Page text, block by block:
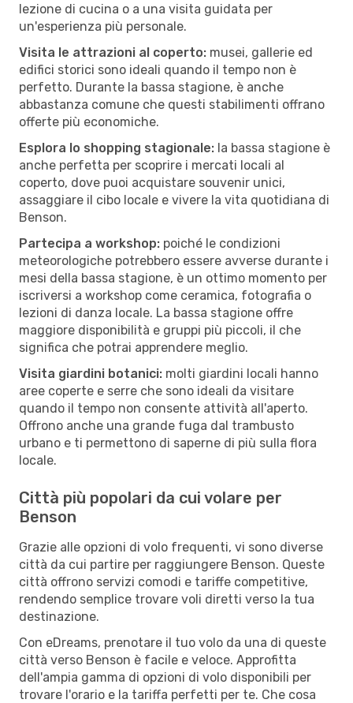
lezione di cucina o a una visita guidata per
un'esperienza più personale.
Visita le attrazioni al coperto: musei, gallerie ed
edifici storici sono ideali quando il tempo non è
perfetto. Durante la bassa stagione, è anche
abbastanza comune che questi stabilimenti offrano
offerte più economiche.
Esplora lo shopping stagionale: la bassa stagione è
anche perfetta per scoprire i mercati locali al
coperto, dove puoi acquistare souvenir unici,
assaggiare il cibo locale e vivere la vita quotidiana di
Benson.
Partecipa a workshop: poiché le condizioni
meteorologiche potrebbero essere avverse durante i
mesi della bassa stagione, è un ottimo momento per
iscriversi a workshop come ceramica, fotografia o
lezioni di danza locale. La bassa stagione offre
maggiore disponibilità e gruppi più piccoli, il che
significa che potrai apprendere meglio.
Visita giardini botanici: molti giardini locali hanno
aree coperte e serre che sono ideali da visitare
quando il tempo non consente attività all'aperto.
Offrono anche una grande fuga dal trambusto
urbano e ti permettono di saperne di più sulla flora
locale.
Città più popolari da cui volare per
Benson
Grazie alle opzioni di volo frequenti, vi sono diverse
città da cui partire per raggiungere Benson. Queste
città offrono servizi comodi e tariffe competitive,
rendendo semplice trovare voli diretti verso la tua
destinazione.
Con eDreams, prenotare il tuo volo da una di queste
città verso Benson è facile e veloce. Approfitta
dell'ampia gamma di opzioni di volo disponibili per
trovare l'orario e la tariffa perfetti per te. Che cosa